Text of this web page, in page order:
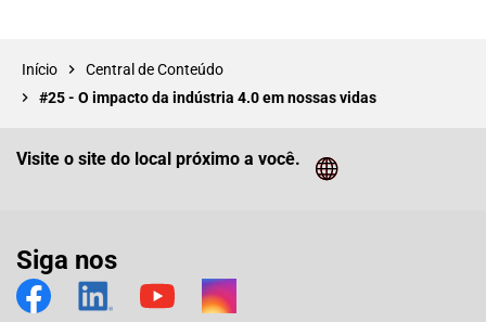
Início
Central de Conteúdo
#25 - O impacto da indústria 4.0 em nossas vidas
Visite o site do local próximo a você.
Siga nos